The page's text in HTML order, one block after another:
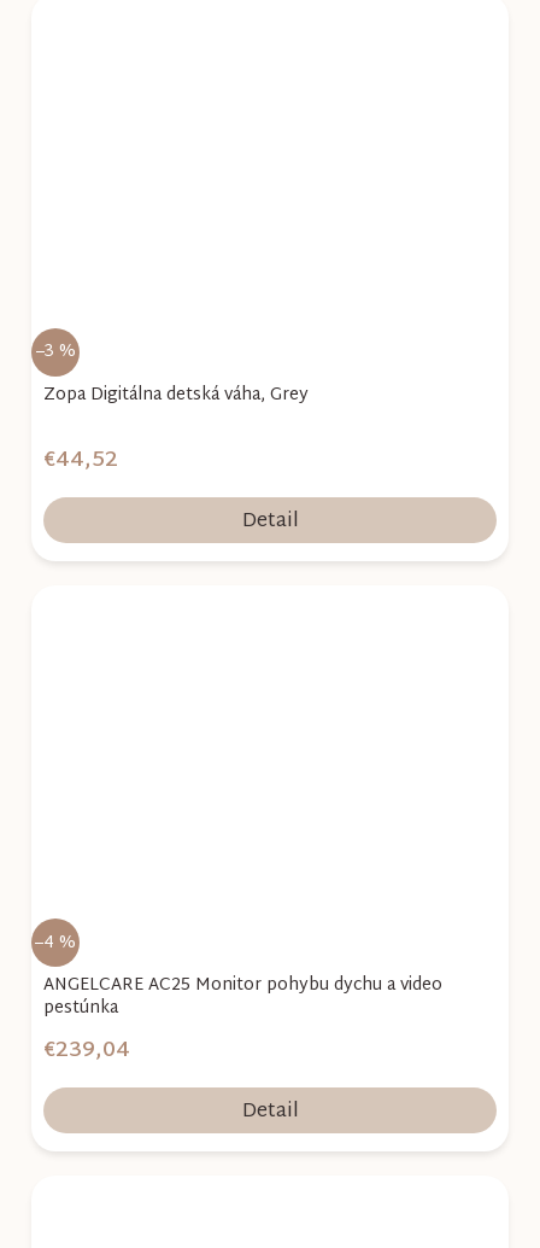
–3 %
Zopa Digitálna detská váha, Grey
€44,52
Detail
–4 %
ANGELCARE AC25 Monitor pohybu dychu a video
pestúnka
€239,04
Detail